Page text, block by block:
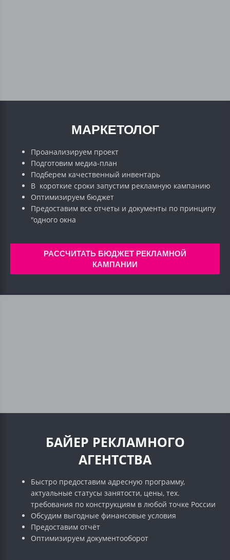
МАРКЕТОЛОГ
Проанализируем проект
Подготовим медиа-план
Подберем качественный инвентарь
В короткие сроки запустим рекламную кампанию
Оптимизируем бюджет
Предоставим все отчеты и документы по принципу
"одного окна
РАССЧИТАТЬ БЮДЖЕТ РЕКЛАМНОЙ
КАМПАНИИ
БАЙЕР РЕКЛАМНОГО
АГЕНТСТВА
Быстро предоставим адресную программу,
актуальные статусы занятости, цены, тех.
требования по конструкциям в любой точке России
Обсудим выгодные финансовые условия
Предоставим отчёт
Оптимизируем документооборот